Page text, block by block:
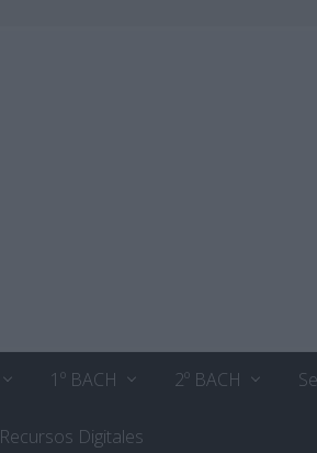
1º BACH 2º BACH
Recursos Digitales